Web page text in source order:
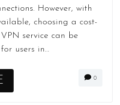
However, with
choosing a cost-
service can be
users in...
0